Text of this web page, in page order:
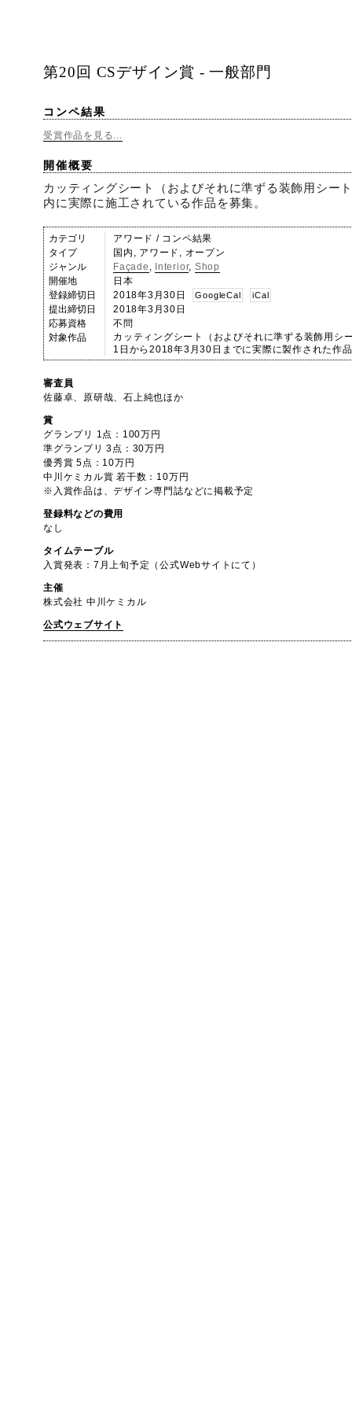
第20回 CSデザイン賞 - 一般部門
コンペ結果
受賞作品を見る...
開催概要
カッティングシート（およびそれに準ずる装飾用シー
内に実際に施工されている作品を募集。
カテゴリ
アワード / コンペ結果
タイプ
国内, アワード, オープン
ジャンル
Façade , Interior, Shop
開催地
日本
登録締切日
2018年3月30日 GoogleCal iCal
提出締切日
2018年3月30日
応募資格
不問
対象作品
カッティングシート（およびそれに準ずる装飾用シ
1日から2018年3月30日までに実際に製作された作品
審査員
佐藤卓、原研哉、石上純也ほか
賞
グランプリ 1点：100万円
準グランプリ 3点：30万円
優秀賞 5点：10万円
中川ケミカル賞 若干数：10万円
※入賞作品は、デザイン専門誌などに掲載予定
登録料などの費用
なし
タイムテーブル
入賞発表：7月上旬予定（公式Webサイトにて）
主催
株式会社 中川ケミカル
公式ウェブサイト